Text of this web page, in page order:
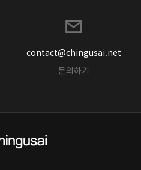
contact@chingusai.net
문의하기